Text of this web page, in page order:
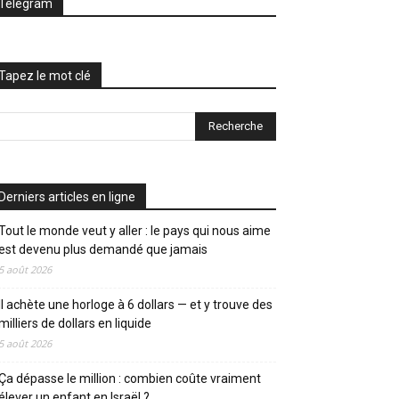
le mot clé
articles en ligne
le monde veut y aller : le pays qui nous aime
devenu plus demandé que jamais
août 2026
achète une horloge à 6 dollars — et y trouve des
de dollars en liquide
août 2026
dépasse le million : combien coûte vraiment